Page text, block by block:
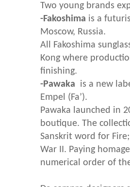
Two young brands
-Fakoshima is a
Moscow, Russia.
All Fakoshima
Kong where
finishing.
-Pawaka is a new
Empel (Fa’).
Pawaka launched in
boutique. The
Sanskrit word for
War II. Paying
numerical order of